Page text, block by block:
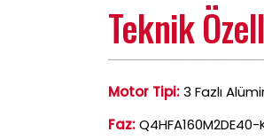
Teknik
Motor Tipi:3 Fazlı
Faz:Q4HFA160M2DE40-